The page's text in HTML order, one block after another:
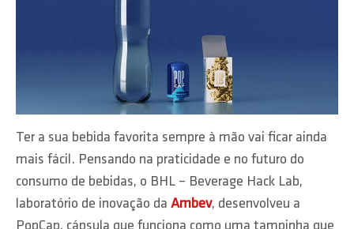
Ter a sua bebida favorita sempre à mão vai ficar ainda
mais fácil. Pensando na praticidade e no futuro do
consumo de bebidas, o BHL – Beverage Hack Lab,
laboratório de inovação da Ambev, desenvolveu a